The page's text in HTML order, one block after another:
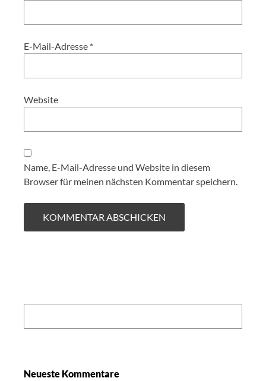
E-Mail-Adresse *
Website
Name, E-Mail-Adresse und Website in diesem
Browser für meinen nächsten Kommentar speichern.
Neueste Kommentare